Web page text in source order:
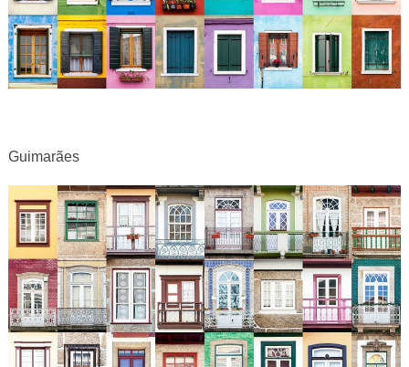
Guimarães